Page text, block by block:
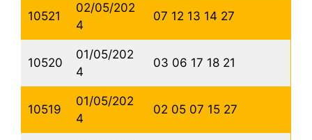
10521
02/05/202
4
07 12 13 14 27
10520
01/05/202
4
03 06 17 18 21
10519
01/05/202
4
02 05 07 15 27